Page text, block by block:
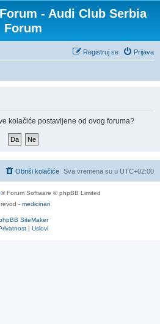
- Audi Club Serbia
Forum
Prijava
Registruj se
kolačiće postavljene od ovog foruma?
Sva vremena su u UTC+02:00
Obriši kolačiće
® Forum Software © phpBB Limited
- medicinari
SiteMaker
| Uslovi